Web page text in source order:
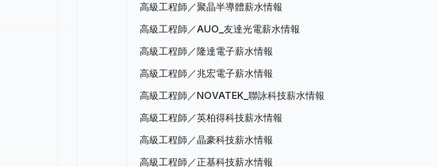
高級工程師／聚晶半導體薪水情報
高級工程師／AUO_友達光電薪水情報
高級工程師／隆達電子薪水情報
高級工程師／兆宏電子薪水情報
高級工程師／NOVATEK_聯詠科技薪水情報
高級工程師／英柏得科技薪水情報
高級工程師／晶豪科技薪水情報
高級工程師／正基科技薪水情報